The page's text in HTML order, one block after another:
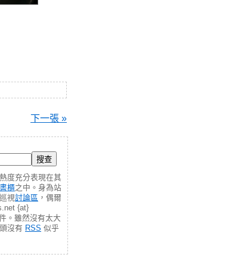
下一張 »
度充分表現在其
櫃之中。身為站
視討論區 ，偶爾
{at}
。雖然沒有太大
沒有 RSS 似乎